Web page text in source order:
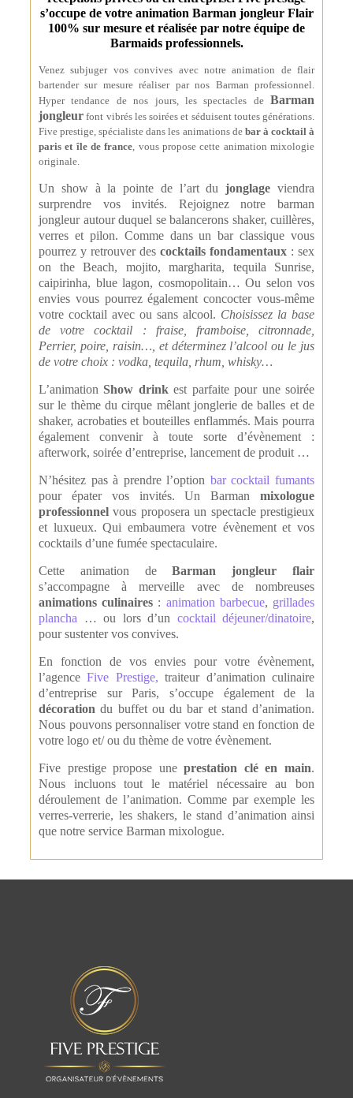
s’occupe de votre animation Barman jongleur Flair
100% sur mesure et réalisée par notre équipe de
Barmaids professionnels.
Venez subjuger vos convives avec notre animation de flair
bartender sur mesure réaliser par nos Barman professionnel.
Hyper tendance de nos jours, les spectacles de Barman
jongleur font vibrés les soirées et séduisent toutes générations.
Five prestige, spécialiste dans les animations de bar à cocktail à
paris et île de france, vous propose cette animation mixologie
originale.
Un show à la pointe de l’art dujonglage viendra
surprendre vos invités. Rejoignez notre barman
jongleur autour duquel se balancerons shaker, cuillères,
verres et pilon. Comme dans un bar classique vous
pourrez y retrouver des cocktails fondamentaux : sex
on the Beach, mojito, margharita, tequila Sunrise,
caipirinha, blue lagon, cosmopolitain… Ou selon vos
envies vous pourrez également concocter vous-même
votre cocktail avec ou sans alcool. Choisissez la base
de votre cocktail : fraise, framboise, citronnade,
Perrier, poire, raisin…, et déterminez l’alcool ou le jus
de votre choix : vodka, tequila, rhum, whisky…
L’animation Show drinkest parfaite pour une soirée
sur le thème du cirque mêlant jonglerie de balles et de
shaker, acrobaties et bouteilles enflammés. Mais pourra
également convenir à toute sorte d’évènement :
afterwork, soirée d’entreprise, lancement de produit …
N’hésitez pas à prendre l’option bar cocktail fumants
pour épater vos invités. Un Barman mixologue
professionnel vous proposera un spectacle prestigieux
et luxueux. Qui embaumera votre évènement et vos
cocktails d’une fumée spectaculaire.
Cette animation deBarman jongleur flair
s’accompagne à merveille avec de nombreuses
animations culinaires : animation barbecue, grillades
plancha … ou lors d’un cocktail déjeuner/dinatoire,
pour sustenter vos convives.
En fonction de vos envies pour votre évènement,
l’agenceFive Prestige,traiteur d’animation culinaire
d’entreprise sur Paris, s’occupe également de la
décoration du buffet ou du bar et stand d’animation.
Nous pouvons personnaliser votre stand en fonction de
votre logo et/ ou du thème de votre évènement.
Five prestige propose uneprestation clé en main.
Nous incluons tout le matériel nécessaire au bon
déroulement de l’animation. Comme par exemple les
verres-verrerie, les shakers, le stand d’animation ainsi
que notre service Barman mixologue.